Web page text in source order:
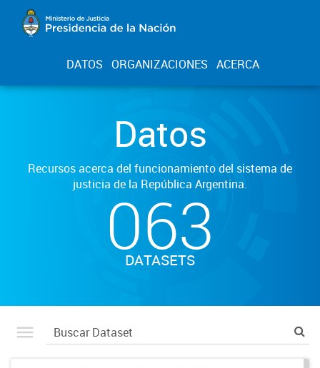
DATOS ORGANIZACIONES ACERCA
Datos
Recursos acerca del funcionamiento del sistema de
justicia de la República Argentina.
063
DATASETS